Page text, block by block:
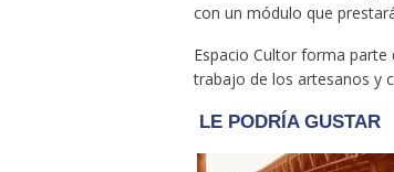
con un módulo que
Espacio Cultor forma parte
trabajo de los artesanos y